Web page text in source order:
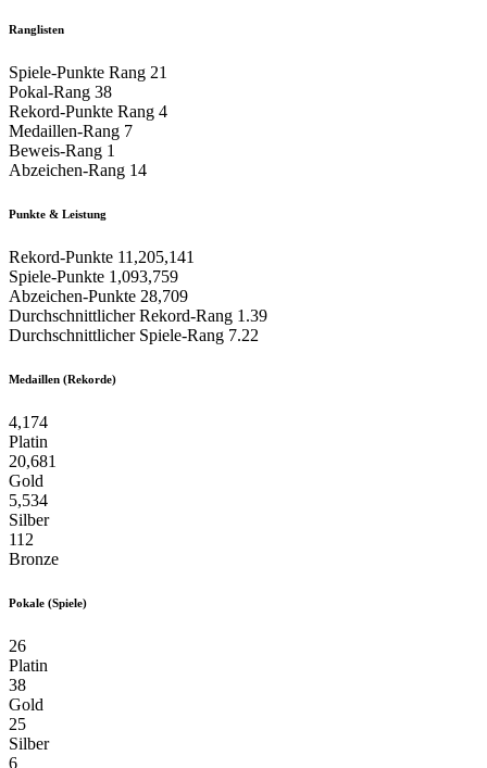
Ranglisten
Spiele-Punkte Rang 21
Pokal-Rang 38
Rekord-Punkte Rang 4
Medaillen-Rang 7
Beweis-Rang 1
Abzeichen-Rang 14
Punkte & Leistung
Rekord-Punkte 11,205,141
Spiele-Punkte 1,093,759
Abzeichen-Punkte 28,709
Durchschnittlicher Rekord-Rang 1.39
Durchschnittlicher Spiele-Rang 7.22
Medaillen (Rekorde)
4,174
Platin
20,681
Gold
5,534
Silber
112
Bronze
Pokale (Spiele)
26
Platin
38
Gold
25
Silber
6